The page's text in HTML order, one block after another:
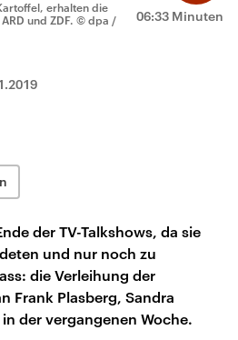
06:33 Minuten
erhalten die
und ZDF. © dpa /
der TV-Talkshows, da sie
und nur noch zu
die Verleihung der
Frank Plasberg, Sandra
der vergangenen Woche.